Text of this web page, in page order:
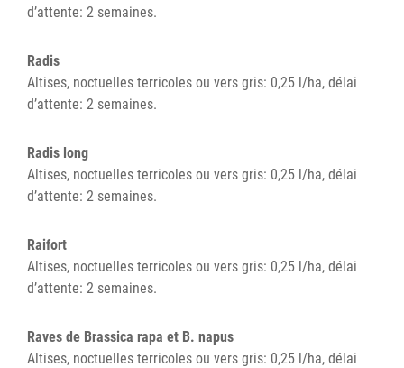
d’attente: 2 semaines.
Radis
Altises, noctuelles terricoles ou vers gris: 0,25 l/ha, délai
d’attente: 2 semaines.
Radis long
Altises, noctuelles terricoles ou vers gris: 0,25 l/ha, délai
d’attente: 2 semaines.
Raifort
Altises, noctuelles terricoles ou vers gris: 0,25 l/ha, délai
d’attente: 2 semaines.
Raves de Brassica rapa et B. napus
Altises, noctuelles terricoles ou vers gris: 0,25 l/ha, délai